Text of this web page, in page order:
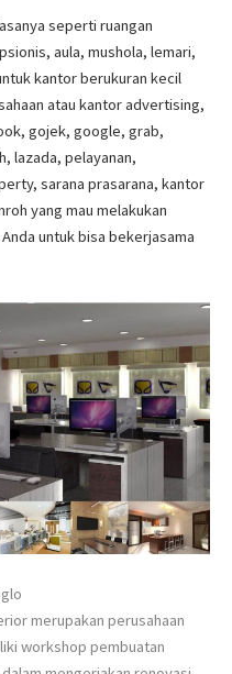
seperti ruangan
aula, mushola, lemari,
kantor berukuran kecil
atau kantor advertising,
gojek, google, grab,
lazada, pelayanan,
sarana prasarana, kantor
yang mau melakukan
untuk bisa bekerjasama
merupakan perusahaan
workshop pembuatan